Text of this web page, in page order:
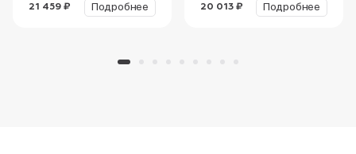
21 459 ₽ Подробнее 20 013 ₽ Подробнее